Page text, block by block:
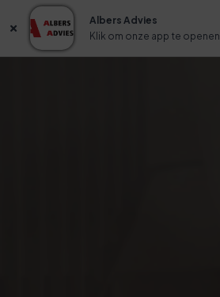
Albers Advies
Klik om onze app te openen